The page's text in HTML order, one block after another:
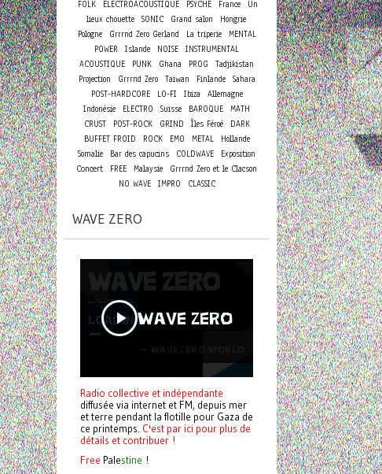
FOLK
ELECTROACOUSTIQUE PSYCHE France
Un
lieux chouette
SONIC Grand salon
Hongrie
Pologne
Grrrnd Zero Gerland La triperie
MENTAL
POWER
Islande NOISE INSTRUMENTAL
ACOUSTIQUE
PUNK Ghana PROG
Tadjikistan
Projection
Grrrnd Zero Taiwan Finlande
Sahara
POST-HARDCORE
LO-FI Ibiza
Allemagne
Indonésie
ELECTRO Suisse BAROQUE MATH
CRUST
POST-ROCK GRIND Îles Féroé
DARK
BUFFET FROID
ROCK EMO METAL
Hollande
Somalie
Bar des capucins COLDWAVE Exposition
Concert FREE Malaysie
Grrrnd Zero et le Clacson
NO WAVE
IMPRO CLASSIC
WAVE ZERO
Radio collective et indépendante
diffusée via internet et FM, depuis mer
et terre pendant la flotille pour Gaza de
ce printemps. C'est par ici pour plus de
détails et contribuer !
Free Palestine !